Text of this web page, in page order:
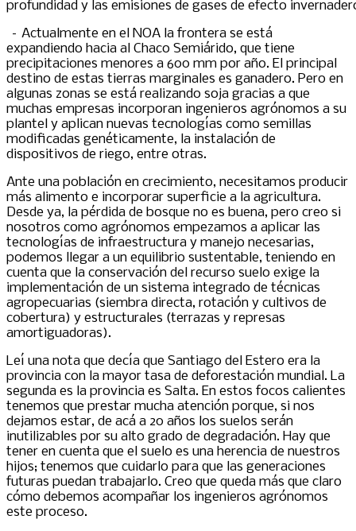
profundidad y las emisiones de gases de efecto
– Actualmente en el NOA la frontera se está
expandiendo hacia al Chaco Semiárido, que tiene
precipitaciones menores a 600 mm por año. El principal
destino de estas tierras marginales es ganadero. Pero en
algunas zonas se está realizando soja gracias a que
muchas empresas incorporan ingenieros agrónomos a su
plantel y aplican nuevas tecnologías como semillas
modificadas genéticamente, la instalación de
dispositivos de riego, entre otras.
Ante una población en crecimiento, necesitamos producir
más alimento e incorporar superficie a la agricultura.
Desde ya, la pérdida de bosque no es buena, pero creo si
nosotros como agrónomos empezamos a aplicar las
tecnologías de infraestructura y manejo necesarias,
podemos llegar a un equilibrio sustentable, teniendo en
cuenta que la conservación del recurso suelo exige la
implementación de un sistema integrado de técnicas
agropecuarias (siembra directa, rotación y cultivos de
cobertura) y estructurales (terrazas y represas
amortiguadoras).
Leí una nota que decía que Santiago del Estero era la
provincia con la mayor tasa de deforestación mundial. La
segunda es la provincia es Salta. En estos focos calientes
tenemos que prestar mucha atención porque, si nos
dejamos estar, de acá a 20 años los suelos serán
inutilizables por su alto grado de degradación. Hay que
tener en cuenta que el suelo es una herencia de nuestros
hijos; tenemos que cuidarlo para que las generaciones
futuras puedan trabajarlo. Creo que queda más que claro
cómo debemos acompañar los ingenieros agrónomos
este proceso.